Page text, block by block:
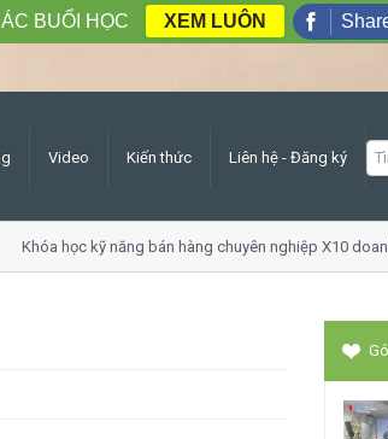
Video Kiến thức Liên hệ - Đăng ký
Khóa học kỹ năng bán hàng chuyên nghiệp X10
BUỔI HỌC XEM LUÔN